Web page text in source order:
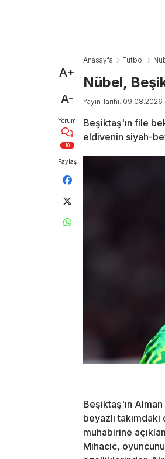
A+
A-
Yorum
10
Paylaş
Anasayfa Futbol
Nübel,
Yayın Tarihi: 09.08.2026
Beşiktaş'ın file
eldivenin siyah-
Beşiktaş'ın
beyazlı
muhabirine
Mihacic,